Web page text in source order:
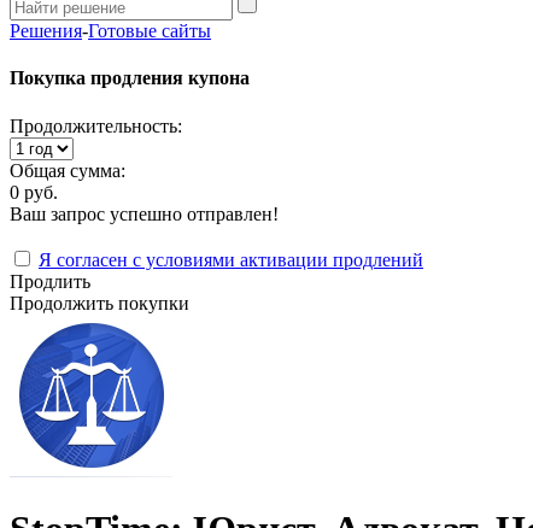
Решения-Готовые сайты
Покупка продления купона
Продолжительность:
Общая сумма:
0 руб.
Ваш запрос успешно отправлен!
Я согласен с условиями активации продлений
Продлить
Продолжить покупки